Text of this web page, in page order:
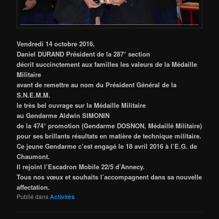
Vendredi 14 octobre 2016,
Daniel DURAND Président de la 287° section
décrit succinctement aux familles les valeurs de la Médaille
Militaire
avant de remettre au nom du Président Général de la
S.N.E.M.M.
le très bel ouvrage sur la Médaille Militaire
au Gendarme Aldwin SIMONIN
de la 474° promotion (Gendarme DOSNON, Médaillé Militaire)
pour ses brillants résultats en matière de technique militaire.
Ce jeune Gendarmec’est engagé le 18 avril 2016 à l’E.G. de
Chaumont.
Il rejoint l’Escadron Mobile 22/5 d’Annecy.
Tous nos vœux et souhaits l’accompagnent dans sa nouvelle
affectation.
Publié dansActivités